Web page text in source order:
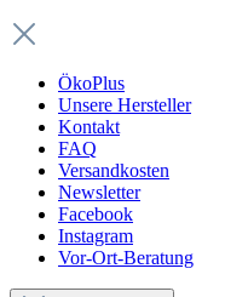
ÖkoPlus
Unsere Hersteller
Kontakt
FAQ
Versandkosten
Newsletter
Facebook
Instagram
Vor-Ort-Beratung